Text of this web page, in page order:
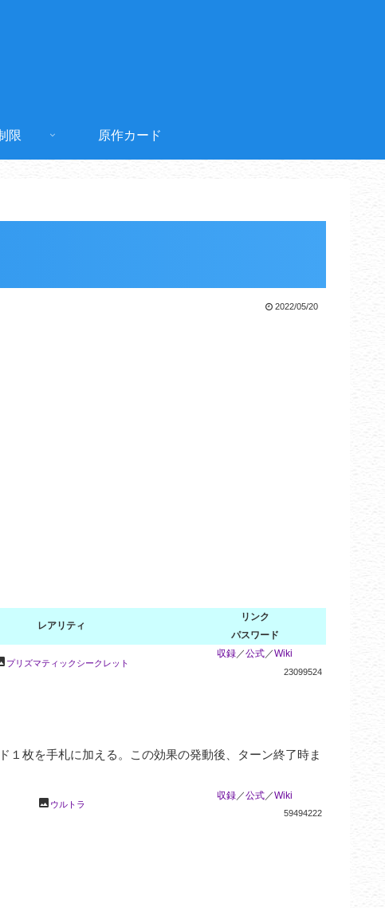
限 原作カード
2022/05/20
レアリティ
リンク
パスワード
プリズマティックシークレット
収録 ／公式 ／Wiki
23099524
１枚を手札に加える。この効果の発動後、ターン終了時ま
photo ウルトラ
収録 ／公式 ／Wiki
59494222